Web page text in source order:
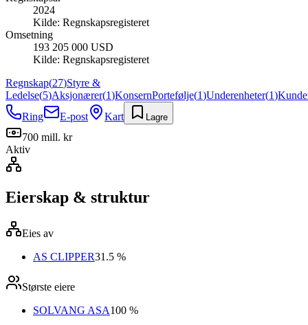
2024
Kilde: Regnskapsregisteret
Omsetning
193 205 000 USD
Kilde: Regnskapsregisteret
Regnskap(27)Styre &
Ledelse(5)Aksjonærer(1)KonsernPortefølje(1)Underenheter(1)
Ring
E-post Kart Lagre
700 mill. kr
Aktiv
Eierskap & struktur
Eies av
AS CLIPPER31.5 %
Største eiere
SOLVANG ASA100 %